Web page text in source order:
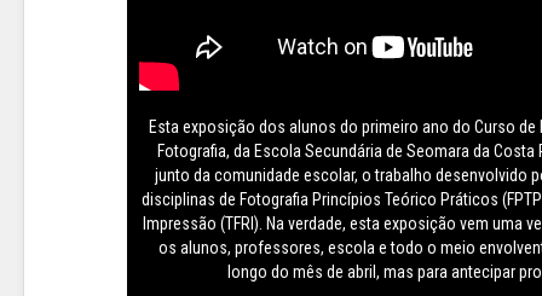
Esta exposição dos alunos do primeiro ano do Curso de
Fotografia, da Escola Secundária de Seomara da
junto da comunidade escolar, o trabalho desenvolvido
disciplinas de Fotografia Princípios Teórico Práticos
Impressão (TFRI). Na verdade, esta exposição vem uma
os alunos, professores, escola e todo o meio
longo do mês de abril, mas para antecipar